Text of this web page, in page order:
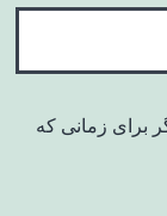
برای زمانی که